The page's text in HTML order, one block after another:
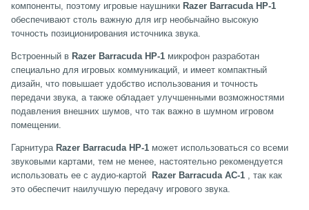
компоненты, поэтому игровые наушники Razer Barracuda HP-1
обеспечивают столь важную для игр необычайно высокую
точность позиционирования источника звука.
Встроенный в Razer Barracuda HP-1 микрофон разработан
специально для игровых коммуникаций, и имеет компактный
дизайн, что повышает удобство использования и точность
передачи звука, а также обладает улучшенными возможностями
подавления внешних шумов, что так важно в шумном игровом
помещении.
Гарнитура Razer Barracuda HP-1 может использоваться со всеми
звуковыми картами, тем не менее, настоятельно рекомендуется
использовать ее с аудио-картой
Razer Barracuda AC-1 , так как
это обеспечит наилучшую передачу игрового звука.